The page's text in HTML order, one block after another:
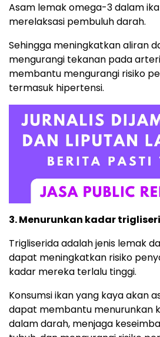
Asam lemak omega-3 dalam
merelaksasi pembuluh darah.
Sehingga meningkatkan aliran
mengurangi tekanan pada
membantu mengurangi risiko
termasuk hipertensi.
3. Menurunkan kadar
Trigliserida adalah jenis lemak
dapat meningkatkan risiko
kadar mereka terlalu tinggi.
Konsumsi ikan yang kaya akan
dapat membantu menurunkan
dalam darah, menjaga